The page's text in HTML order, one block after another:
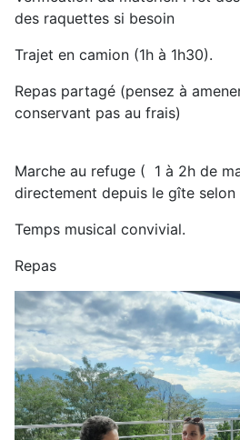
des raquettes si besoin
Trajet en camion (1h à 1h30).
Repas partagé (pensez à
conservant pas au frais)
Marche au refuge ( 1 à 2h de
directement depuis le gîte
Temps musical convivial.
Repas